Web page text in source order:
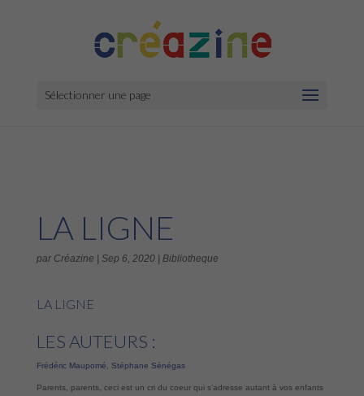
Sélectionner une page
LA LIGNE
par Créazine Sep 6, 2020| Bibliotheque
LA LIGNE
LES AUTEURS :
Frédéric Maupomé Stéphane Sénégas
Parents, parents, ceci est un cri du coeur qui s’adresse autant à vos enfants